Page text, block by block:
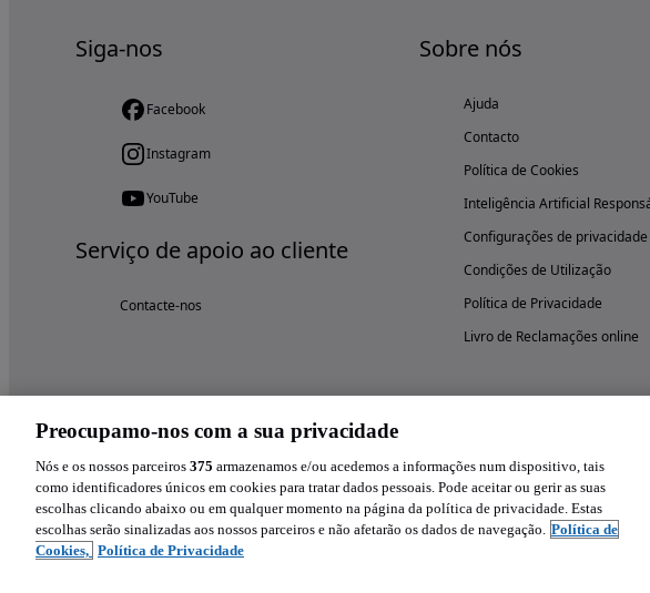
Siga-nos
Facebook
Instagram
YouTube
Serviço de apoio ao cliente
Contacte-nos
Sobre nós
Ajuda
Contacto
Política de Cookies
Inteligência Artificial
Configurações de privacidade
Condições de Utilização
Política de Privacidade
Livro de Reclamações online
Preocupamo-nos com a sua privacidade
Nós e os nossos parceiros 375 armazenamos e/ou acedemos a informações num dispositivo, tais
como identificadores únicos em cookies para tratar dados pessoais. Pode aceitar ou gerir as suas
escolhas clicando abaixo ou em qualquer momento na página da política de privacidade. Estas
escolhas serão sinalizadas aos nossos parceiros e não afetarão os dados de navegação. Política de
Cookies, Política de Privacidade